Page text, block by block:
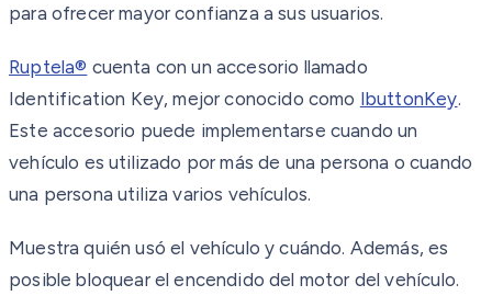
para ofrecer mayor confianza a sus usuarios.
Ruptela® cuenta con un accesorio llamado
Identification Key, mejor conocido como IbuttonKey.
Este accesorio puede implementarse cuando un
vehículo es utilizado por más de una persona o cuando
una persona utiliza varios vehículos.
Muestra quién usó el vehículo y cuándo. Además, es
posible bloquear el encendido del motor del vehículo.